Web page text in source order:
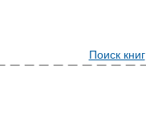
Поиск книг